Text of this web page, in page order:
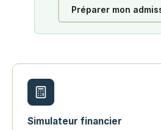
Préparer mon
Simulateur financier